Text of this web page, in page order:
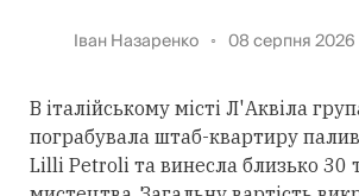
Іван Назаренко 08 серпня 2026
В італійському місті Л'Аквіла
пограбувала штаб-квартиру
Lilli Petroli та винесла близько 30